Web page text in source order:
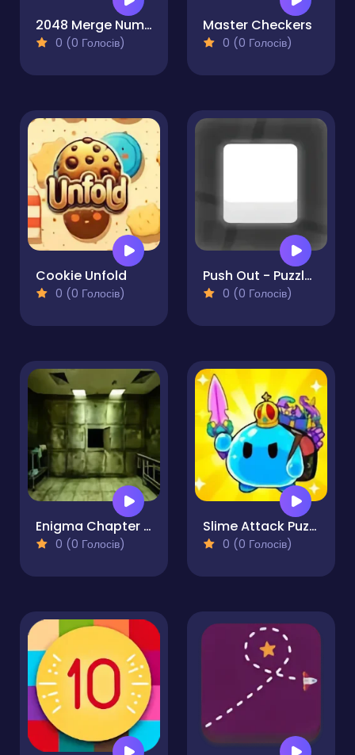
2048 Merge Number Blocks
0 (0 Голосів)
Master Checkers
0 (0 Голосів)
Cookie Unfold
0 (0 Голосів)
Push Out - Puzzle Adventure
0 (0 Голосів)
Enigma Chapter 1 - Morgue Escape
0 (0 Голосів)
Slime Attack Puzzle!
0 (0 Голосів)